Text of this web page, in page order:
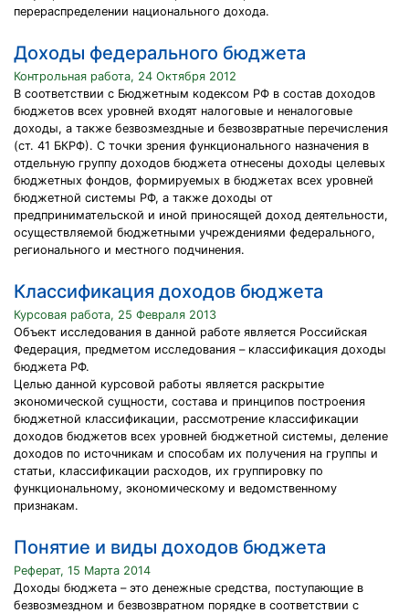
перераспределении национального дохода.
Доходы федерального бюджета
Контрольная работа, 24 Октября 2012
В соответствии с Бюджетным кодексом РФ в состав доходов
бюджетов всех уровней входят налоговые и неналоговые
доходы, а также безвозмездные и безвозвратные перечисления
(ст. 41 БКРФ). С точки зрения функционального назначения в
отдельную группу доходов бюджета отнесены доходы целевых
бюджетных фондов, формируемых в бюджетах всех уровней
бюджетной системы РФ, а также доходы от
предпринимательской и иной приносящей доход деятельности,
осуществляемой бюджетными учреждениями федерального,
регионального и местного подчинения.
Классификация доходов бюджета
Курсовая работа, 25 Февраля 2013
Объект исследования в данной работе является Российская
Федерация, предметом исследования – классификация доходы
бюджета РФ.
Целью данной курсовой работы является раскрытие
экономической сущности, состава и принципов построения
бюджетной классификации, рассмотрение классификации
доходов бюджетов всех уровней бюджетной системы, деление
доходов по источникам и способам их получения на группы и
статьи, классификации расходов, их группировку по
функциональному, экономическому и ведомственному
признакам.
Понятие и виды доходов бюджета
Реферат, 15 Марта 2014
Доходы бюджета – это денежные средства, поступающие в
безвозмездном и безвозвратном порядке в соответствии с